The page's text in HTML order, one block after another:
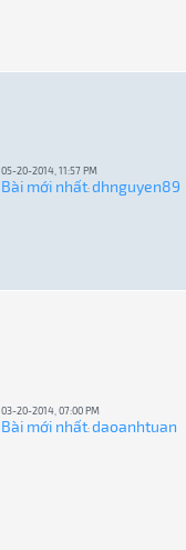
05-20-2014, 11:57 PM
Bài mới nhất:dhnguyen89
03-20-2014, 07:00 PM
Bài mới nhất:daoanhtuan